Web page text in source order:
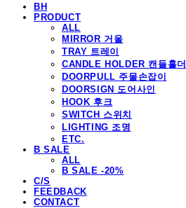
BH
PRODUCT
ALL
MIRROR 거울
TRAY 트레이
CANDLE HOLDER 캔들홀더
DOORPULL 주물손잡이
DOORSIGN 도어사인
HOOK 후크
SWITCH 스위치
LIGHTING 조명
ETC.
B SALE
ALL
B SALE -20%
C/S
FEEDBACK
CONTACT